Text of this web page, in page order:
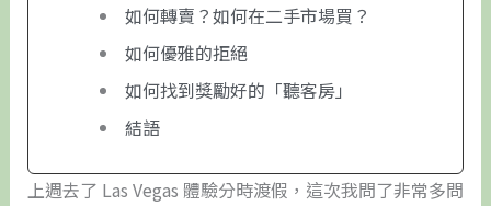
如何轉賣？如何在二手市場買？
如何優雅的拒絕
如何找到獎勵好的「聽客房」
結語
上週去了 Las Vegas 體驗分時渡假，這次我問了非常多問